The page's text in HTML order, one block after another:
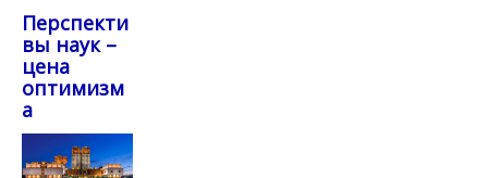
Перспекти
вы наук –
цена
оптимизм
а